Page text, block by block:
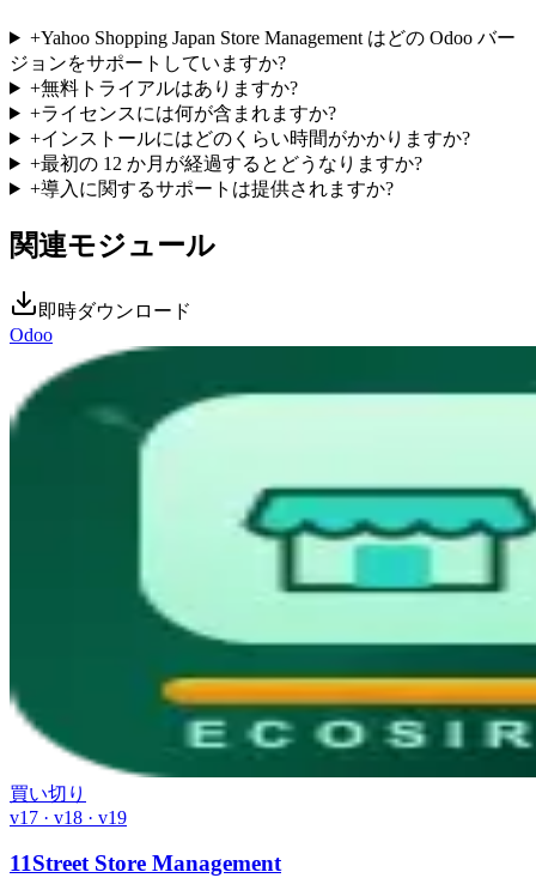
+Yahoo Shopping Japan Store Management はどの Odoo バー
ジョンをサポートしていますか?
+無料トライアルはありますか?
+ライセンスには何が含まれますか?
+インストールにはどのくらい時間がかかりますか?
+最初の 12 か月が経過するとどうなりますか?
+導入に関するサポートは提供されますか?
関連モジュール
即時ダウンロード
Odoo
買い切り
v17 · v18 · v19
11Street Store Management